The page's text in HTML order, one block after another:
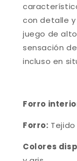
con detalle
juego de
sensación
incluso en
Forro
Forro:
Colores